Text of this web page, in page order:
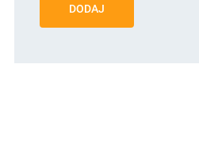
DODAJ